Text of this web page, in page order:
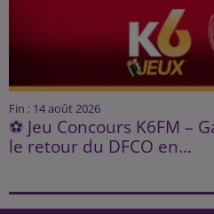
Fin : 14 août 2026
⚽ Jeu Concours K6FM –
le retour du DFCO en...